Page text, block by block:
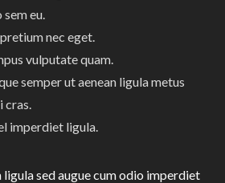
sem eu.
nec eget.
vulputate quam.
semper ut aenean ligula metus
cras.
imperdiet ligula.
sed augue cum odio imperdiet